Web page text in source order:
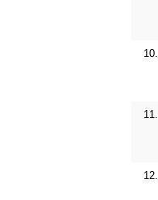
10.
11.
12.